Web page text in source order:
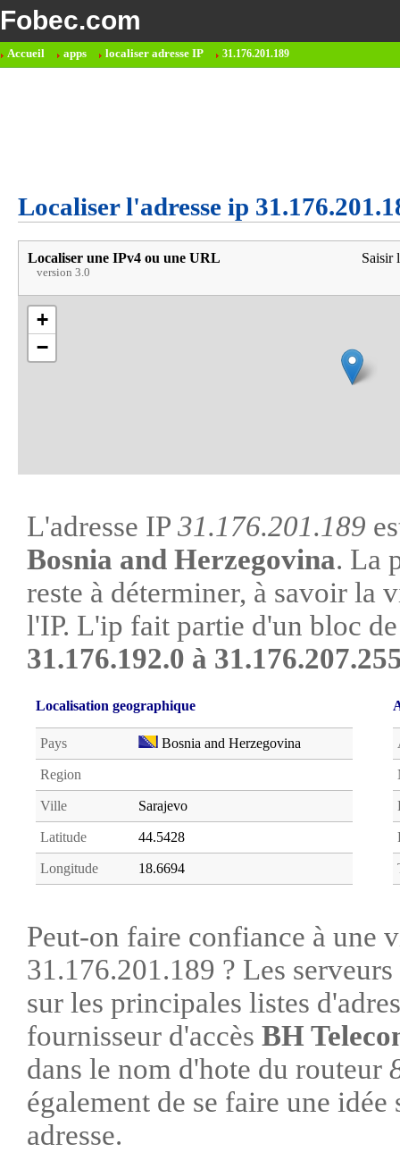
Fobec.com
Accueil apps localiser adresse IP 31.176.201.189
Localiser l'adresse ip
Localiser une IPv4 ou une URL
version 3.0
Saisir
+
−
L'adresse IP 31.176.201.189
Bosnia and Herzegovina. La
reste à déterminer, à savoir la
l'IP. L'ip fait partie d'un bloc
31.176.192.0 à
Localisation geographique
Pays Bosnia and Herzegovina
Region
Ville Sarajevo
Latitude 44.5428
Longitude 18.6694
Peut-on faire confiance à une
31.176.201.189 ? Les
sur les principales listes
fournisseur d'accès BH
dans le nom d'hote du routeur
également de se faire une
adresse.